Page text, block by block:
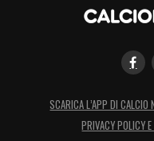
SCARICA L’APP DI CALCIO
PRIVACY POLICY